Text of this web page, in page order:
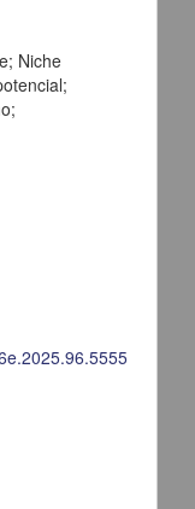
Anura:
González-
Niche